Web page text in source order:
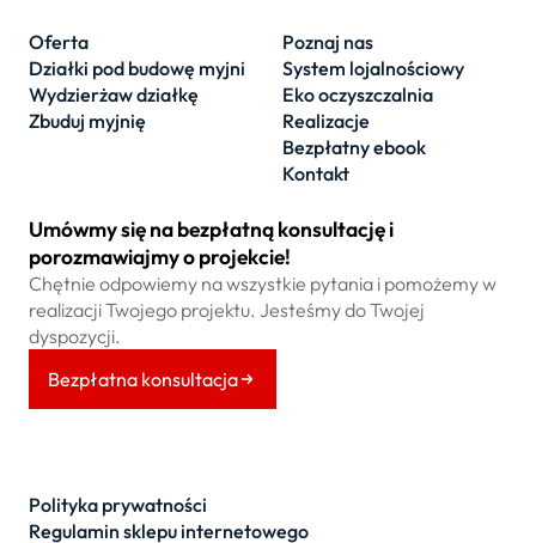
Oferta
Działki pod budowę myjni
Wydzierżaw działkę
Zbuduj myjnię
Poznaj nas
System lojalnościowy
Eko oczyszczalnia
Realizacje
Bezpłatny ebook
Kontakt
Umówmy się na bezpłatną konsultację i
porozmawiajmy o projekcie!
Chętnie odpowiemy na wszystkie pytania i pomożemy w
realizacji Twojego projektu. Jesteśmy do Twojej
dyspozycji.
Bezpłatna konsultacja
Polityka prywatności
Regulamin sklepu internetowego